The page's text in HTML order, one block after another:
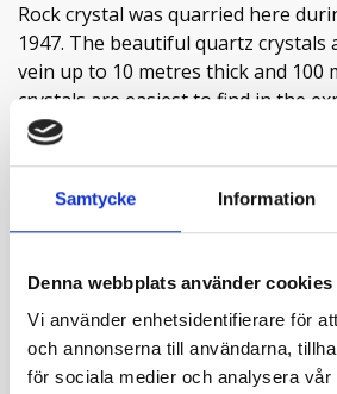
Samtycke Information
Denna webbplats använder cookies
Vi använder enhetsidentifierare för
och annonserna till användarna,
för sociala medier och analysera vår
Rock crystal was quarried here
1947. The beautiful quartz crystals
vein up to 10 metres thick and 100
crystals are easiest to find in the
below the mine itself. However, a
the rock crystals are unfortunately
of careless blasting. Many crystals
ferric hydroxide which can be
rock crystals from the debris heaps
absolutely prohibited to quarry
rockface.
Read more